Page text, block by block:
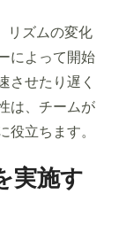
リズムの変化
によって開始
させたり遅く
は、チームが
立ちます。
実施す